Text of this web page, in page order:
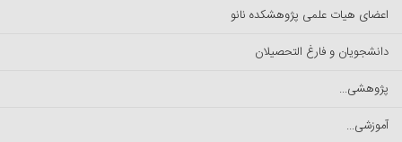
اعضای هیات علمی پژوهشکده نانو
دانشجویان و فارغ التحصیلان
پژوهشی...
آموزشی...